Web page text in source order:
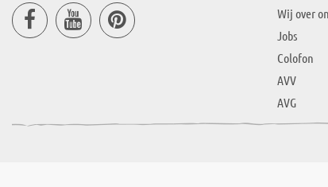
Wij over
Jobs
Colofon
AVV
AVG